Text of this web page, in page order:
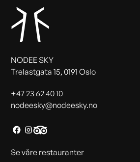
NODEE SKY
Trelastgata 15, 0191 Oslo
+47 23 62 40 10
nodeesky@nodeesky.no
Se våre restauranter